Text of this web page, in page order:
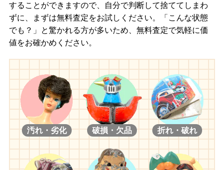
することができますので、自分で判断して捨ててしまわ
ずに、まずは無料査定をお試しください。「こんな状態
でも？」と驚かれる方が多いため、無料査定で気軽に価
値をお確かめください。
汚れ・劣化 破損・欠品 折れ・破れ